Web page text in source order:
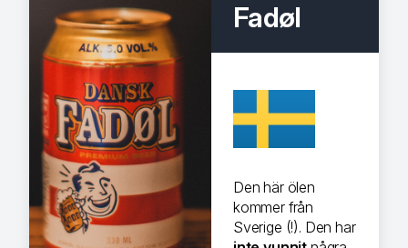
Fadøl
Den här ölen
kommer från
Sverige (!). Den har